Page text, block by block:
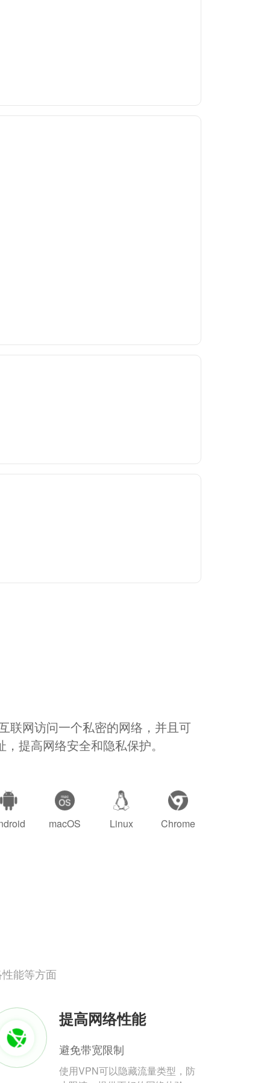
联网访问一个私密的网络，并且可
提高网络安全和隐私保护。
macOS Linux Chrome
能等方面
提高网络性能
避免带宽限制
使用VPN可以隐藏流量类型，防